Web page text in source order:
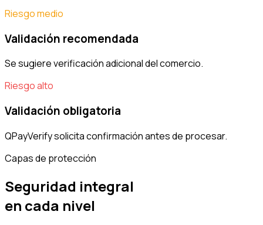
Riesgo medio
Validación recomendada
Se sugiere verificación adicional del comercio.
Riesgo alto
Validación obligatoria
QPayVerify solicita confirmación antes de procesar.
Capas de protección
Seguridad integral
en cada nivel